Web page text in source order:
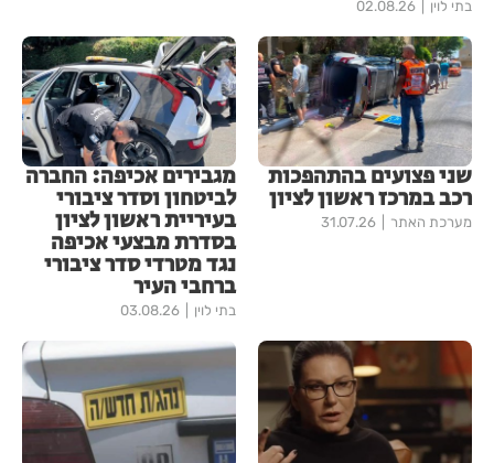
בתי לוין 02.08.26
שני פצועים בהתהפכות
רכב במרכז ראשון לציון
מערכת האתר 31.07.26
מגבירים אכיפה: החברה
לביטחון וסדר ציבורי
בעיריית ראשון לציון
בסדרת מבצעי אכיפה
נגד מטרדי סדר ציבורי
ברחבי העיר
בתי לוין 03.08.26